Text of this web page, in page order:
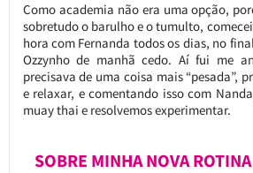
Como academia não era uma opção,
sobretudo o barulho e o tumulto,
hora com Fernanda todos os dias, no
Ozzynho de manhã cedo. Aí fui me
precisava de uma coisa mais “pesada”,
e relaxar, e comentando isso com
muay thai e resolvemos experimentar.
SOBRE MINHA NOVA